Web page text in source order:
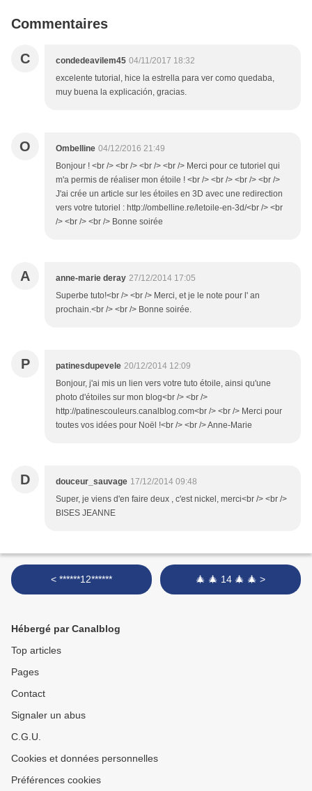
Commentaires
C condedeavilem45 04/11/2017 18:32
excelente tutorial, hice la estrella para ver como quedaba,
muy buena la explicación, gracias.
O Ombelline 04/12/2016 21:49
Bonjour ! <br /> <br /> <br /> <br /> Merci pour ce tutoriel qui
m'a permis de réaliser mon étoile ! <br /> <br /> <br /> <br />
J'ai crée un article sur les étoiles en 3D avec une redirection
vers votre tutoriel : http://ombelline.re/letoile-en-3d/<br /> <br
/> <br /> <br /> Bonne soirée
A anne-marie deray 27/12/2014 17:05
Superbe tuto!<br /> <br /> Merci, et je le note pour l' an
prochain.<br /> <br /> Bonne soirée.
P patinesdupevele 20/12/2014 12:09
Bonjour, j'ai mis un lien vers votre tuto étoile, ainsi qu'une
photo d'étoiles sur mon blog<br /> <br />
http://patinescouleurs.canalblog.com<br /> <br /> Merci pour
toutes vos idées pour Noël !<br /> <br /> Anne-Marie
D douceur_sauvage 17/12/2014 09:48
Super, je viens d'en faire deux , c'est nickel, merci<br /> <br />
BISES JEANNE
< ******12****** 🎄 🎄 14 🎄 🎄 >
Hébergé par Canalblog
Top articles
Pages
Contact
Signaler un abus
C.G.U.
Cookies et données personnelles
Préférences cookies